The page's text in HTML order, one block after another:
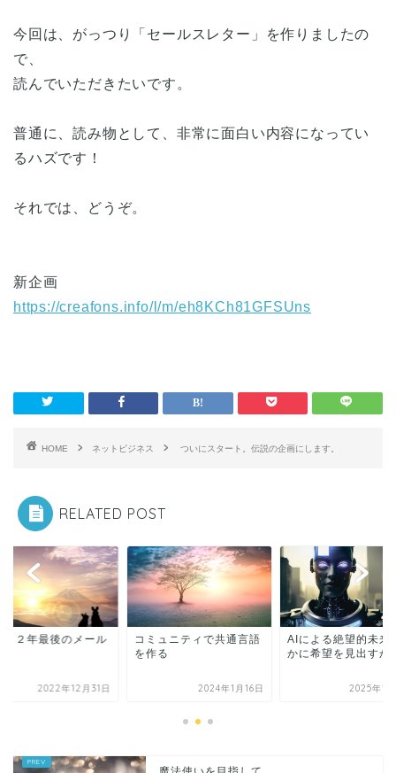
今回は、がっつり「セールスレター」を作りましたの
で、
読んでいただきたいです。
普通に、読み物として、非常に面白い内容になってい
るハズです！
それでは、どうぞ。
新企画
https://creafons.info/l/m/eh8KCh81GFSUns
HOME ネットビジネス ついにスタート。伝説の企画にします。
RELATED POST
２２年最後のメール
2022年12月31日
コミュニティで共通言語
を作る
2024年1月16日
AIによる絶望的未来
かに希望を見出すか
2025年1